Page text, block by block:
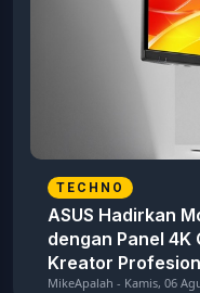
TECHNO
ASUS Hadirkan
dengan Panel 4K
Kreator
MikeApalah - Kamis, 06